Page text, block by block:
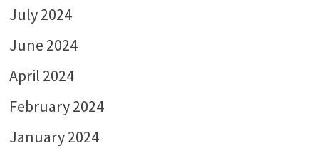
July 2024
June 2024
April 2024
February 2024
January 2024